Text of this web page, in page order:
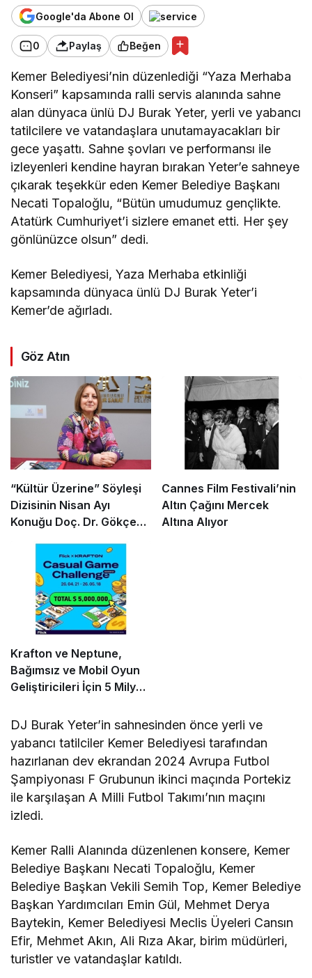
Google'da Abone Ol
0 Paylaş Beğen
Kemer Belediyesi’nin düzenlediği “Yaza Merhaba
Konseri” kapsamında ralli servis alanında sahne
alan dünyaca ünlü DJ Burak Yeter, yerli ve yabancı
tatilcilere ve vatandaşlara unutamayacakları bir
gece yaşattı. Sahne şovları ve performansı ile
izleyenleri kendine hayran bırakan Yeter’e sahneye
çıkarak teşekkür eden Kemer Belediye Başkanı
Necati Topaloğlu, “Bütün umudumuz gençlikte.
Atatürk Cumhuriyet’i sizlere emanet etti. Her şey
gönlünüzce olsun” dedi.
Kemer Belediyesi, Yaza Merhaba etkinliği
kapsamında dünyaca ünlü DJ Burak Yeter’i
Kemer’de ağırladı.
Göz Atın
“Kültür Üzerine” Söyleşi
Dizisinin Nisan Ayı
Konuğu Doç. Dr. Gökçe
Cannes Film Festivali’nin
Altın Çağını Mercek
Altına Alıyor
Krafton ve Neptune,
Bağımsız ve Mobil Oyun
Geliştiricileri İçin 5 Milyon
Yarışmasını Başlattı
DJ Burak Yeter’in sahnesinden önce yerli ve
yabancı tatilciler Kemer Belediyesi tarafından
hazırlanan dev ekrandan 2024 Avrupa Futbol
Şampiyonası F Grubunun ikinci maçında Portekiz
ile karşılaşan A Milli Futbol Takımı’nın maçını
izledi.
Kemer Ralli Alanında düzenlenen konsere, Kemer
Belediye Başkanı Necati Topaloğlu, Kemer
Belediye Başkan Vekili Semih Top, Kemer Belediye
Başkan Yardımcıları Emin Gül, Mehmet Derya
Baytekin, Kemer Belediyesi Meclis Üyeleri Cansın
Efir, Mehmet Akın, Ali Rıza Akar, birim müdürleri,
turistler ve vatandaşlar katıldı.